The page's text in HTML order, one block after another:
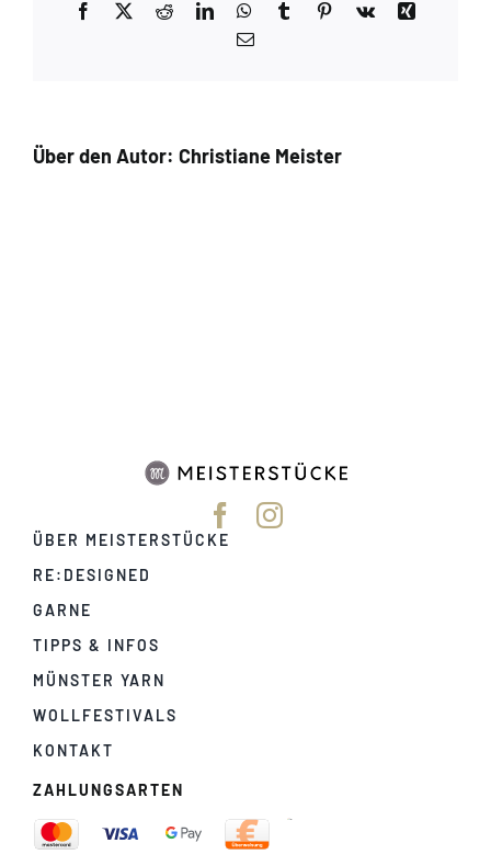
Facebook Reddit LinkedInWhatsApp
TumblrPinterest
Vk
E-
Über den Autor: Christiane Meister
ÜBER MEISTERSTÜCKE
RE:DESIGNED
GARNE
TIPPS & INFOS
MÜNSTER YARN
WOLLFESTIVALS
KONTAKT
ZAHLUNGSARTEN